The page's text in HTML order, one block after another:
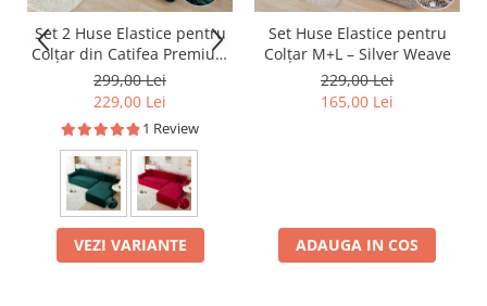
Set 2 Huse Elastice pentru
Colțar din Catifea Premium
– M+L
299,00 Lei
229,00 Lei
1 Review
VEZI VARIANTE
Set Huse Elastice pentru
Colțar M+L – Silver Weave
229,00 Lei
165,00 Lei
ADAUGA IN COS